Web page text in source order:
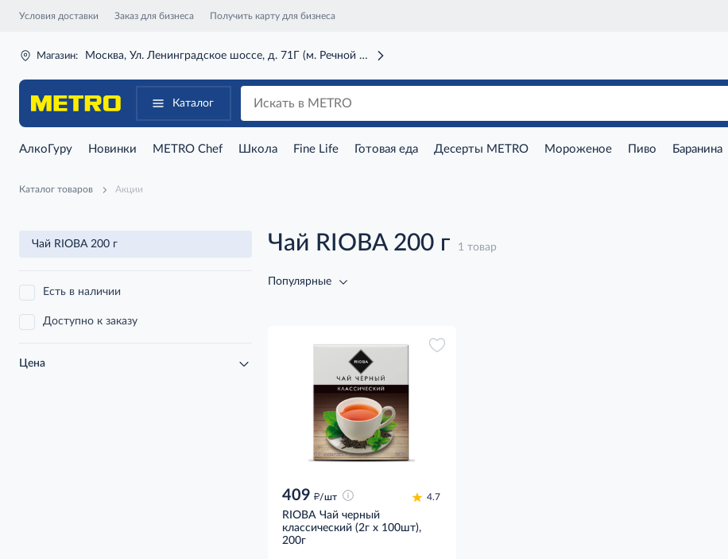
Условия доставки Заказ для бизнеса Получить карту для бизнеса
Магазин: Москва, Ул. Ленинградское шоссе, д. 71Г (м. Речной вокзал)
Каталог
АлкоГуру Новинки METRO Chef Школа Fine Life Готовая еда Десерты METRO Мороженое Пиво Баранина
Каталог товаров Акции
Чай RIOBA 200 г
Есть в наличии
Доступно к заказу
Цена
Чай RIOBA 200 г 1 товар
Популярные
409 д/шт 4.7
RIOBA Чай черный
классический (2г x 100шт),
200г